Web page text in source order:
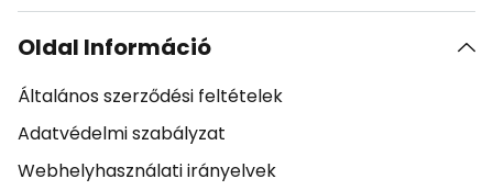
Oldal Információ
Általános szerződési feltételek
Adatvédelmi szabályzat
Webhelyhasználati irányelvek